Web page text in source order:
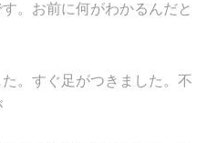
。お前に何がわかるんだと
。すぐ足がつきました。不